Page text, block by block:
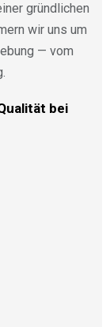
gründlichen
wir uns um
— vom
bei